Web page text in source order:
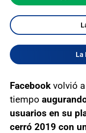
La
Facebook volvió
tiempo
usuarios en su
cerró 2019 con